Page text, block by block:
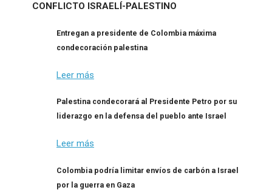
CONFLICTO ISRAELÍ-PALESTINO
Entregan a presidente de Colombia máxima
condecoración palestina
Leer más
Palestina condecorará al Presidente Petro por su
liderazgo en la defensa del pueblo ante Israel
Leer más
Colombia podría limitar envíos de carbón a Israel
por la guerra en Gaza